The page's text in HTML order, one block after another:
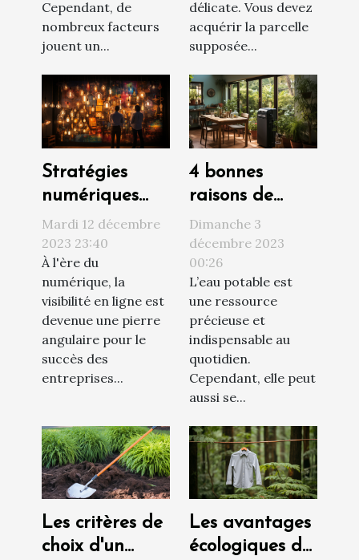
Cependant, de
nombreux facteurs
jouent un...
délicate. Vous devez
acquérir la parcelle
supposée...
Stratégies
numériques
innovantes
pour
augmenter la
visibilité d'une
entreprise
Mardi 12 décembre
2023 23:40
À l'ère du
numérique, la
visibilité en ligne est
devenue une pierre
angulaire pour le
succès des
entreprises...
4 bonnes
raisons de
faire installer
un adoucisseur
d’eau chez soi
Dimanche 3
décembre 2023
00:26
L’eau potable est
une ressource
précieuse et
indispensable au
quotidien.
Cependant, elle peut
aussi se...
Les critères de
choix d'un
Les avantages
écologiques de